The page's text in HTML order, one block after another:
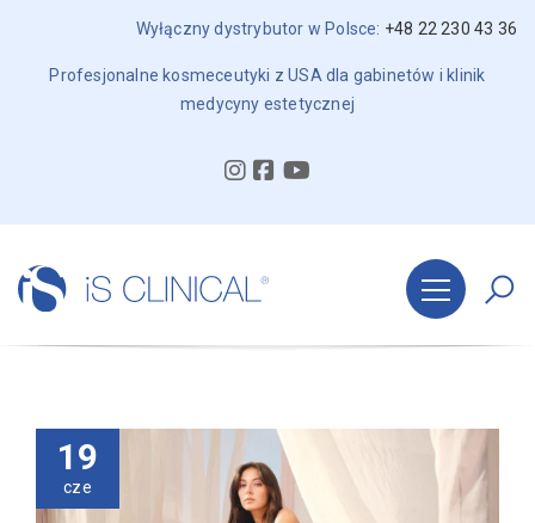
Wyłączny dystrybutor w Polsce: +48 22 230 43 36
Profesjonalne kosmeceutyki z USA dla gabinetów i klinik
medycyny estetycznej
19
cze